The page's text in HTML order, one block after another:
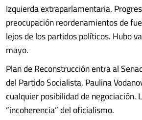
Izquierda extraparlamentaria.
preocupación reordenamientos de
lejos de los partidos políticos. Hubo
mayo.
Plan de Reconstrucción entra al
del Partido Socialista, Paulina
cualquier posibilidad de negociación.
“incoherencia” del oficialismo.